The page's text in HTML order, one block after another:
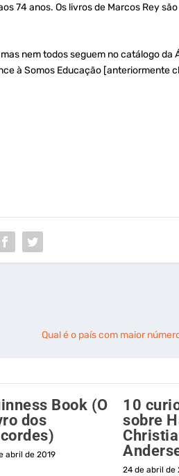
74 anos. Os livros de Marcos Rey são
nem todos seguem no catálogo da
à Somos Educação [anteriormente
Qual é o país com maior
Book (O
dos
abril de 2019
10
sobre
24 de abril de